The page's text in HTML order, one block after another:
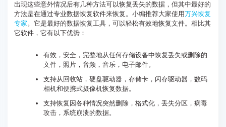
出现这些意外情况后有几种方法可以恢复丢失的数据，但其中最好的
方法是在通过专业数据恢复软件来恢复。小编推荐大家使用万兴恢复
专家。它是最好的数据恢复工具，可以轻松有效地恢复文件。相比其
它软件，它有以下优势：
有效，安全，完整地从任何存储设备中恢复丢失或删除的
文件，照片，音频，音乐，电子邮件。
支持从回收站，硬盘驱动器，存储卡，闪存驱动器，数码
相机和便携式摄像机恢复数据。
支持恢复因各种情况突然删除，格式化，丢失分区，病毒
攻击，系统崩溃的数据。